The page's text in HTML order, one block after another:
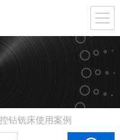
钻铣床使用案例